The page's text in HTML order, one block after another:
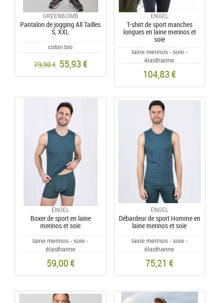
GREENBOMB
Pantalon de jogging All Tailles
S, XXL
coton bio
79,90 € 55,93 €
ENGEL
T-shirt de sport manches
longues en laine merinos et
soie
laine merinos - soie -
élasthanne
104,83 €
ENGEL
Boxer de sport en laine
merinos et soie
laine merinos - soie -
élasthanne
59,00 €
ENGEL
Débardeur de sport Homme en
laine merinos et soie
laine merinos - soie -
élasthanne
75,21 €